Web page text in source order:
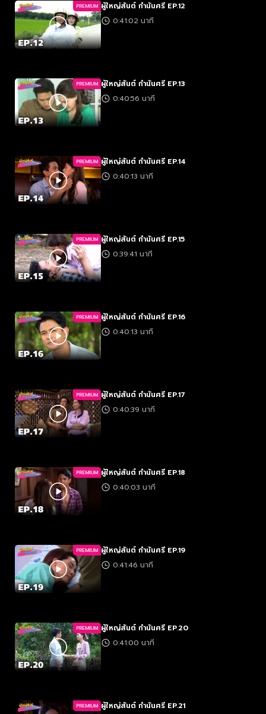
PREMIUM ผู้ใหญ่สันต์ กำนันศรี EP.12
0:41:02 นาที
PREMIUM ผู้ใหญ่สันต์ กำนันศรี EP.13
0:40:56 นาที
PREMIUM ผู้ใหญ่สันต์ กำนันศรี EP.14
0:40:13 นาที
PREMIUM ผู้ใหญ่สันต์ กำนันศรี EP.15
0:39:41 นาที
PREMIUM ผู้ใหญ่สันต์ กำนันศรี EP.16
0:40:13 นาที
PREMIUM ผู้ใหญ่สันต์ กำนันศรี EP.17
0:40:39 นาที
PREMIUM ผู้ใหญ่สันต์ กำนันศรี EP.18
0:40:03 นาที
PREMIUM ผู้ใหญ่สันต์ กำนันศรี EP.19
0:41:46 นาที
PREMIUM ผู้ใหญ่สันต์ กำนันศรี EP.20
0:41:00 นาที
PREMIUM ผู้ใหญ่สันต์ กำนันศรี EP.21